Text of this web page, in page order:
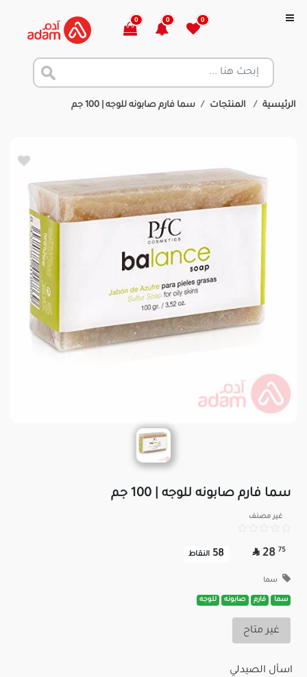
0
0
0
الرئيسية المنتجات سما فارم صابونه للوجه | 100 جم
سما فارم صابونه للوجه | 100 جم
غير مصنف
75
28

58 النقاط
سما
سما فارم صابونه للوجه
غير متاح
اسأل الصيدلي